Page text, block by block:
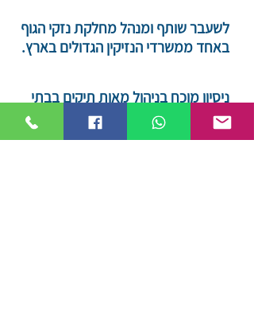
לשעבר שותף ומנהל מחלקת נזקי הגוף
באחד ממשרדי הנזיקין הגדולים בארץ.
ניסיון מוכח בניהול מאות תיקים בבתי
המשפט מול חברות הביטוח השונות עם
98% הצלחה.